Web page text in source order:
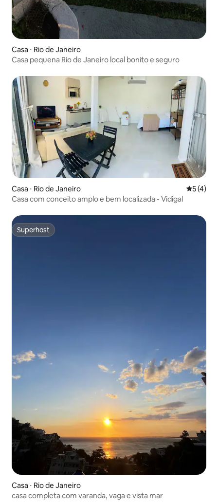
Casa ⋅ Rio de Janeiro
Casa pequena Rio de Janeiro local bonito e seguro
Casa ⋅ Rio de Janeiro 5 de
5 (4)
Casa com conceito amplo e bem localizada - Vidigal
Superhost
Superhost
Casa ⋅ Rio de Janeiro
casa completa com varanda, vaga e vista mar